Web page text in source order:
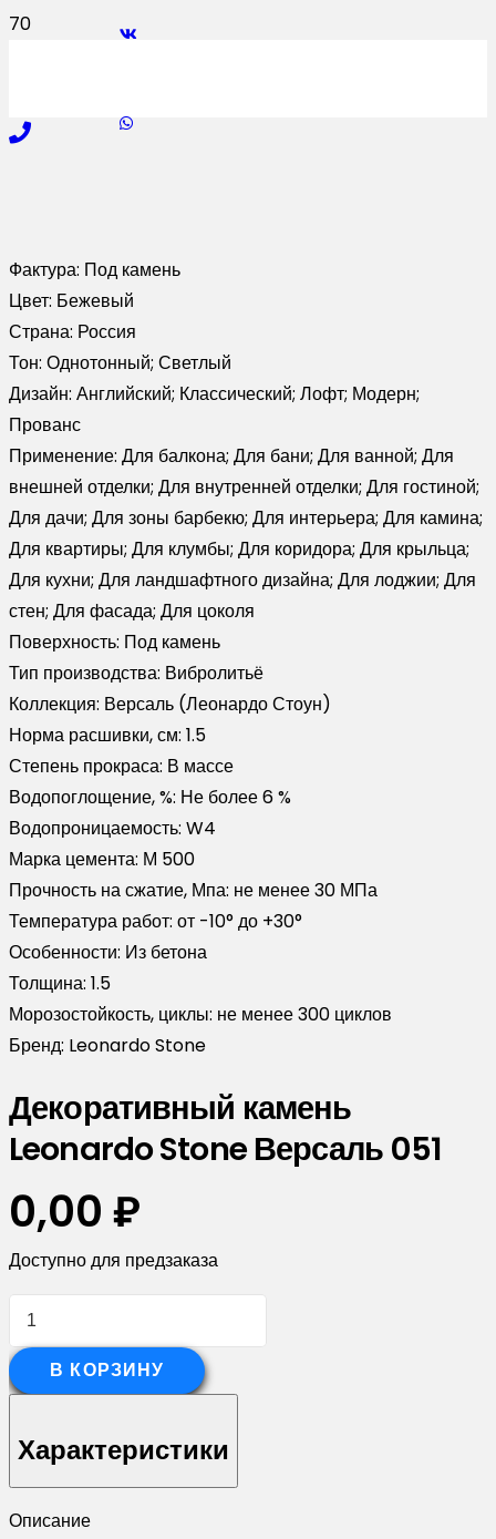
Фактура: Под камень
Цвет: Бежевый
Страна: Россия
Тон: Однотонный; Светлый
Дизайн: Английский; Классический; Лофт; Модерн;
Прованс
Применение: Для балкона; Для бани; Для ванной; Для
внешней отделки; Для внутренней отделки; Для гостиной;
Для дачи; Для зоны барбекю; Для интерьера; Для камина;
Для квартиры; Для клумбы; Для коридора; Для крыльца;
Для кухни; Для ландшафтного дизайна; Для лоджии; Для
стен; Для фасада; Для цоколя
Поверхность: Под камень
Тип производства: Вибролитьё
Коллекция: Версаль (Леонардо Стоун)
Норма расшивки, см: 1.5
Степень прокраса: В массе
Водопоглощение, %: Не более 6 %
Водопроницаемость: W4
Марка цемента: М 500
Прочность на сжатие, Мпа: не менее 30 МПа
Температура работ: от -10° до +30°
Особенности: Из бетона
Толщина: 1.5
Морозостойкость, циклы: не менее 300 циклов
Бренд: Leonardo Stone
Декоративный камень
Leonardo Stone Версаль 051
0,00 ₽
Доступно для предзаказа
Количество
Декоративный
камень
Stone
Версаль
051
В КОРЗИНУ
Характеристики
Описание